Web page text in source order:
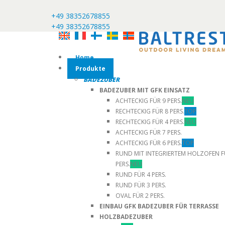
+49 38352678855
+49 38352678855
Home
Produkte
BADEZUBER
BADEZUBER MIT GFK EINSATZ
ACHTECKIG FÜR 9 PERS.NEU
RECHTECKIG FÜR 8 PERS.TOP
RECHTECKIG FÜR 4 PERS.NEU
ACHTECKIG FÜR 7 PERS.
ACHTECKIG FÜR 6 PERS.TOP
RUND MIT INTEGRIERTEM HOLZOFEN
PERS.NEU
RUND FÜR 4 PERS.
RUND FÜR 3 PERS.
OVAL FÜR 2 PERS.
EINBAU GFK BADEZUBER FÜR TERRASSE
HOLZBADEZUBER